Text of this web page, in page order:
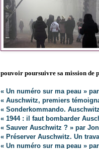
pouvoir poursuivre sa mission de
« Un numéro sur ma peau »
« Auschwitz, premiers
« Sonderkommando.
« 1944 : il faut bombarder
« Sauver Auschwitz ? » par
« Préserver Auschwitz. Un
« Un numéro sur ma peau »